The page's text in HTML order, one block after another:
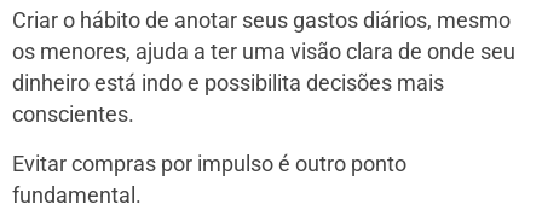
Criar o hábito de anotar seus gastos diários, mesmo
os menores, ajuda a ter uma visão clara de onde seu
dinheiro está indo e possibilita decisões mais
conscientes.
Evitar compras por impulso é outro ponto
fundamental.